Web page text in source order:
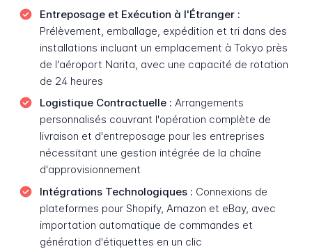
Entreposage et Exécution à l'Étranger :
Prélèvement, emballage, expédition et tri dans des
installations incluant un emplacement à Tokyo près
de l'aéroport Narita, avec une capacité de rotation
de 24 heures
Logistique Contractuelle : Arrangements
personnalisés couvrant l'opération complète de
livraison et d'entreposage pour les entreprises
nécessitant une gestion intégrée de la chaîne
d'approvisionnement
Intégrations Technologiques : Connexions de
plateformes pour Shopify, Amazon et eBay, avec
importation automatique de commandes et
génération d'étiquettes en un clic